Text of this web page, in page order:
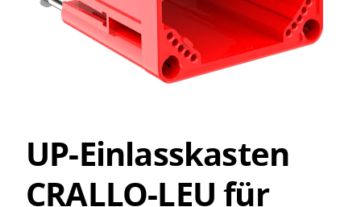
UP-Einlasskasten
CRALLO-LEU für